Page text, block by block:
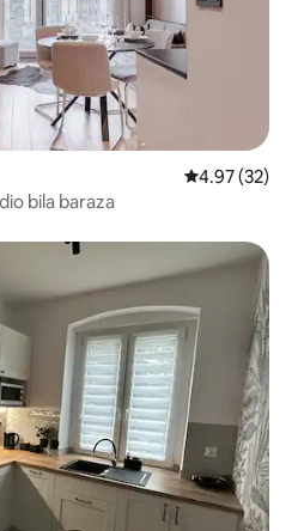
Ukadiriaji wa
4.97 (32)
bila baraza